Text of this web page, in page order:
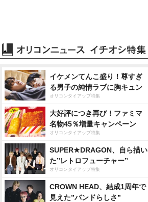
イケメンてんこ盛り！尊すぎ
る男子の純情ラブに胸キュン
オリコンタイアップ特集
大好評につき再び！ファミマ
名物45％増量キャンペーン
オリコンタイアップ特集
SUPER★DRAGON、自ら描い
た”レトロフューチャー”
オリコンタイアップ特集
CROWN HEAD、結成1周年で
見えた”バンドらしさ”